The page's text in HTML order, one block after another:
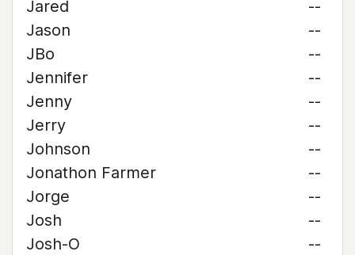
Jared
--
Jason
--
JBo
--
Jennifer
--
Jenny
--
Jerry
--
Johnson
--
Jonathon Farmer
--
Jorge
--
Josh
--
Josh-O
--